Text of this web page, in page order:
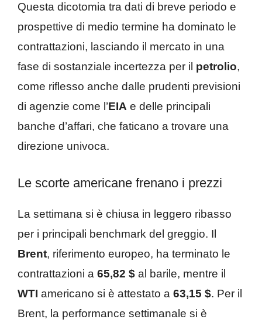
Questa dicotomia tra dati di breve periodo e
prospettive di medio termine ha dominato le
contrattazioni, lasciando il mercato in una
fase di sostanziale incertezza per il petrolio,
come riflesso anche dalle prudenti previsioni
di agenzie come l’EIA e delle principali
banche d’affari, che faticano a trovare una
direzione univoca.
Le scorte americane frenano i prezzi
La settimana si è chiusa in leggero ribasso
per i principali benchmark del greggio. Il
Brent, riferimento europeo, ha terminato le
contrattazioni a 65,82 $ al barile, mentre il
WTI americano si è attestato a 63,15 $. Per il
Brent, la performance settimanale si è